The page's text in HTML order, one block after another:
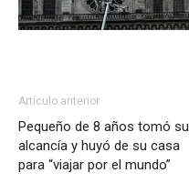
Artículo anterior
Pequeño de 8 años tomó su
alcancía y huyó de su casa
para “viajar por el mundo”